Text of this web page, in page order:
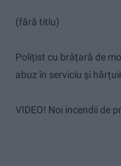
(fără titlu)
Polițist cu brățară de
abuz în serviciu și
VIDEO! Noi incendii de